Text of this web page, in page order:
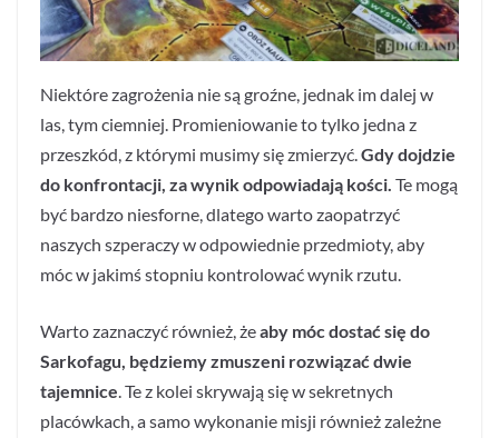
Niektóre zagrożenia nie są groźne, jednak im dalej w
las, tym ciemniej. Promieniowanie to tylko jedna z
przeszkód, z którymi musimy się zmierzyć.Gdy dojdzie
do konfrontacji, za wynik odpowiadają kości. Te mogą
być bardzo niesforne, dlatego warto zaopatrzyć
naszych szperaczy w odpowiednie przedmioty, aby
móc w jakimś stopniu kontrolować wynik rzutu.
Warto zaznaczyć również, żeaby móc dostać się do
Sarkofagu, będziemy zmuszeni rozwiązać dwie
tajemnice. Te z kolei skrywają się w sekretnych
placówkach, a samo wykonanie misji również zależne